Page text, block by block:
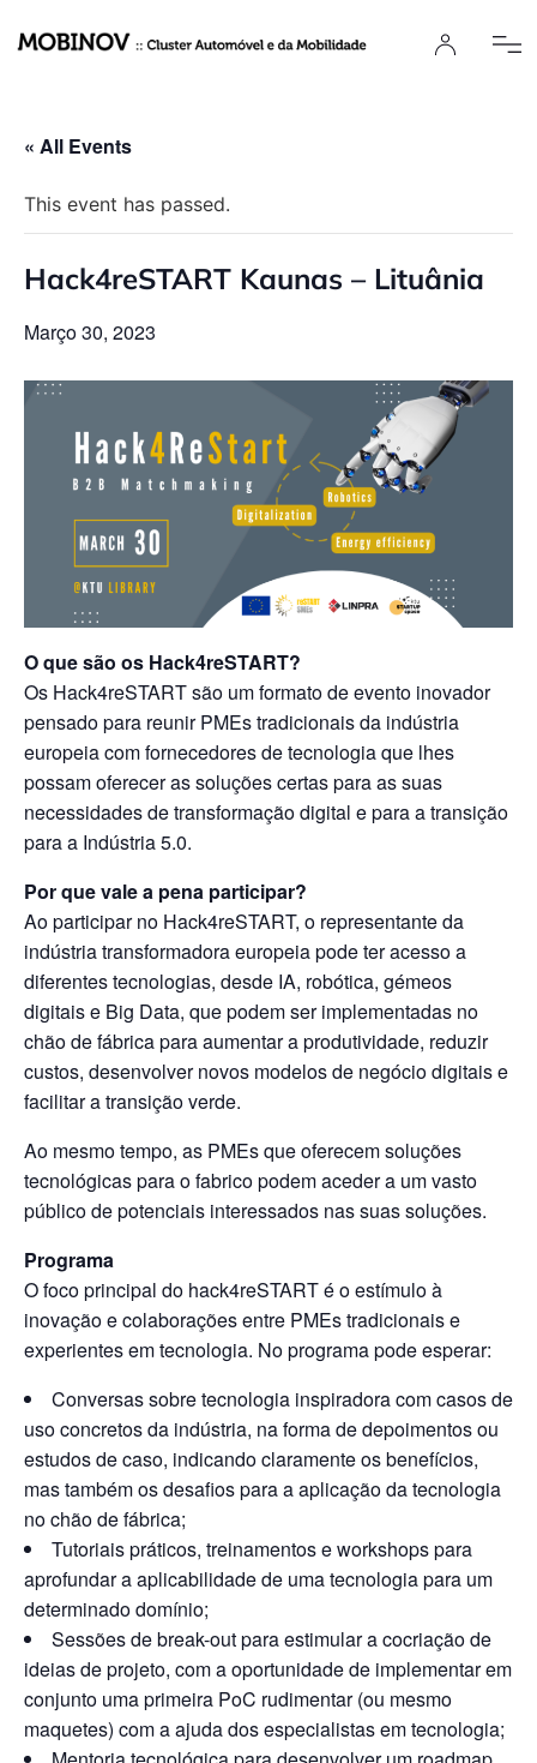
« All Events
This event has passed.
Hack4reSTART Kaunas – Lituânia
Março 30, 2023
O que são os Hack4reSTART?
Os Hack4reSTART são um formato de evento inovador
pensado para reunir PMEs tradicionais da indústria
europeia com fornecedores de tecnologia que lhes
possam oferecer as soluções certas para as suas
necessidades de transformação digital e para a transição
para a Indústria 5.0.
Por que vale a pena participar?
Ao participar no Hack4reSTART, o representante da
indústria transformadora europeia pode ter acesso a
diferentes tecnologias, desde IA, robótica, gémeos
digitais e Big Data, que podem ser implementadas no
chão de fábrica para aumentar a produtividade, reduzir
custos, desenvolver novos modelos de negócio digitais e
facilitar a transição verde.
Ao mesmo tempo, as PMEs que oferecem soluções
tecnológicas para o fabrico podem aceder a um vasto
público de potenciais interessados nas suas soluções.
Programa
O foco principal do hack4reSTART é o estímulo à
inovação e colaborações entre PMEs tradicionais e
experientes em tecnologia. No programa pode esperar:
Conversas sobre tecnologia inspiradora com casos de
uso concretos da indústria, na forma de depoimentos ou
estudos de caso, indicando claramente os benefícios,
mas também os desafios para a aplicação da tecnologia
no chão de fábrica;
Tutoriais práticos, treinamentos e workshops para
aprofundar a aplicabilidade de uma tecnologia para um
determinado domínio;
Sessões de break-out para estimular a cocriação de
ideias de projeto, com a oportunidade de implementar em
conjunto uma primeira PoC rudimentar (ou mesmo
maquetes) com a ajuda dos especialistas em tecnologia;